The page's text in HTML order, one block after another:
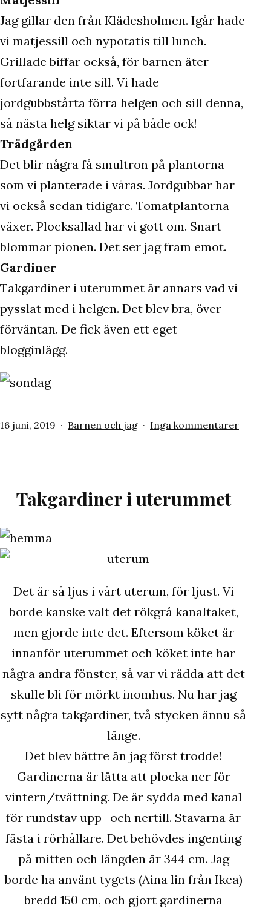
Jag gillar den från Klädesholmen. Igår hade
vi matjessill och nypotatis till lunch.
Grillade biffar också, för barnen äter
fortfarande inte sill. Vi hade
jordgubbstårta förra helgen och sill denna,
så nästa helg siktar vi på både ock!
Trädgården
Det blir några få smultron på plantorna
som vi planterade i våras. Jordgubbar har
vi också sedan tidigare. Tomatplantorna
växer. Plocksallad har vi gott om. Snart
blommar pionen. Det ser jag fram emot.
Gardiner
Takgardiner i uterummet är annars vad vi
pysslat med i helgen. Det blev bra, över
förväntan. De fick även ett eget
blogginlägg.
Publicerat
16 juni, 2019
Kategoriserat
Barnen och jag Inga kommentarertill
Takgardiner i uterummet
Det är så ljus i vårt uterum, för ljust. Vi
borde kanske valt det rökgrå kanaltaket,
men gjorde inte det. Eftersom köket är
innanför uterummet och köket inte har
några andra fönster, så var vi rädda att det
skulle bli för mörkt inomhus. Nu har jag
sytt några takgardiner, två stycken ännu så
länge.
Det blev bättre än jag först trodde!
Gardinerna är lätta att plocka ner för
vintern/tvättning. De är sydda med kanal
för rundstav upp- och nertill. Stavarna är
fästa i rörhållare. Det behövdes ingenting
på mitten och längden är 344 cm. Jag
borde ha använt tygets (Aina lin från Ikea)
bredd 150 cm, och gjort gardinerna